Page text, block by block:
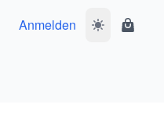
Anmelden